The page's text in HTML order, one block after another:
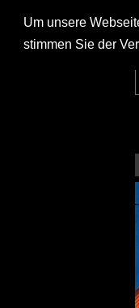
Um unsere
stimmen Sie der